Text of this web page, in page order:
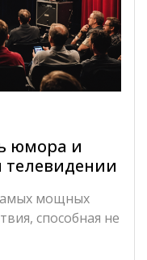
юмора и
мощных
способная не